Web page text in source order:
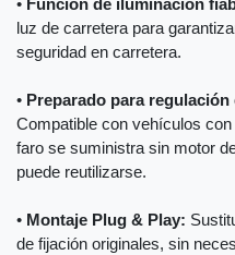
• Función de iluminación
luz de carretera para
seguridad en carretera.
• Preparado para
Compatible con vehículos
faro se suministra sin motor
puede reutilizarse.
• Montaje Plug & Play:
de fijación originales, sin